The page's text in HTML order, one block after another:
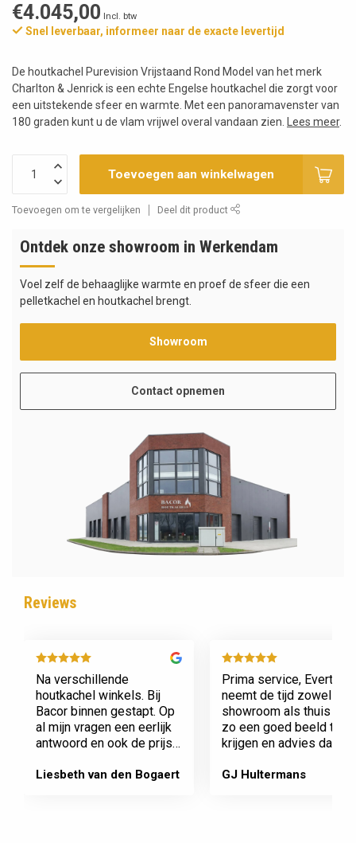
€4.045,00 Incl. btw
Snel leverbaar, informeer naar de exacte levertijd
De houtkachel Purevision Vrijstaand Rond Model van het merk
Charlton & Jenrick is een echte Engelse houtkachel die zorgt voor
een uitstekende sfeer en warmte. Met een panoramavenster van
180 graden kunt u de vlam vrijwel overal vandaan zien.
Lees meer.
Toevoegen aan winkelwagen
Toevoegen om te vergelijken Deel dit product
Ontdek onze showroom in Werkendam
Voel zelf de behaaglijke warmte en proef de sfeer die een
pelletkachel en houtkachel brengt.
Showroom
Contact opnemen
Reviews
Na verschillende
houtkachel winkels. Bij
Bacor binnen gestapt. Op
al mijn vragen een eerlijk
antwoord en ook de prijs
Afspraak is afspraak geen
Liesbeth van den Bogaert
Prima service, Evert
neemt de tijd zowel in
showroom als thuis om
zo een goed beeld te
krijgen en advies daarop
nieuwe kachel. Komt
GJ Hultermans